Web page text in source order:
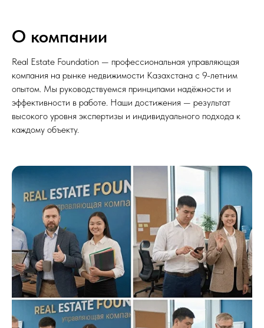
О компании
Real Estate Foundation — профессиональная управляющая
компания на рынке недвижимости Казахстана с 9-летним
опытом. Мы руководствуемся принципами надёжности и
эффективности в работе. Наши достижения — результат
высокого уровня экспертизы и индивидуального подхода к
каждому объекту.